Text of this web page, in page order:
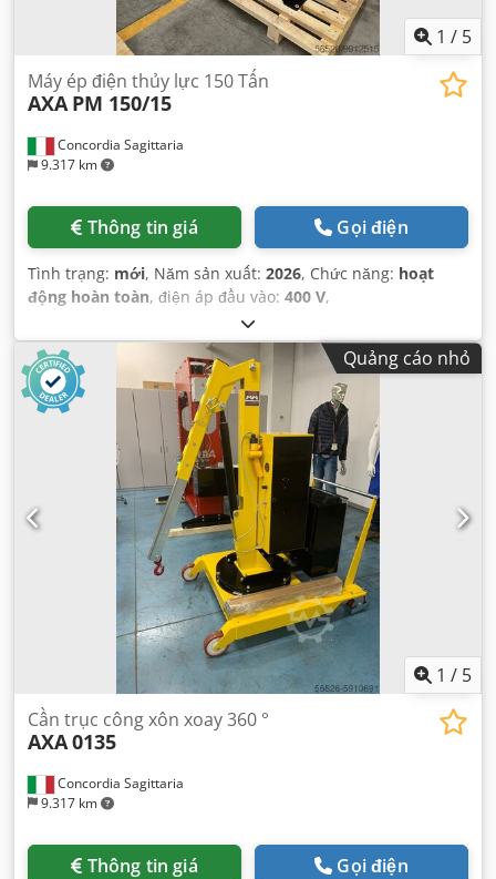
1 / 5
Concordia Sagittaria
9.317 km
Máy ép điện thủy lực 150 Tấn
AXA PM 150/15
Thông tin giá Gọi điện
Tình trạng: mới, Năm sản xuất: 2026, Chức năng: hoạt
động hoàn toàn, điện áp đầu vào: 400 V,
Quảng cáo nhỏ
1 / 5
Concordia Sagittaria
9.317 km
Cần trục công xôn xoay 360 °
AXA0135
Thông tin giá Gọi điện